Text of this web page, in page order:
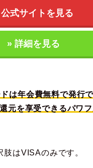
式サイトを見る
» 詳細を見る
は年会費無料で発行
元を享受できるパワ
はVISAのみです。